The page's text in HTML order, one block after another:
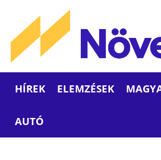
HÍREK ELEMZÉSEK
AUTÓ